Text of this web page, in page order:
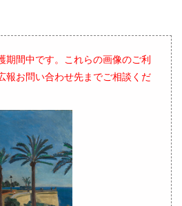
期間中です。これらの画像のご利
報お問い合わせ先までご相談くだ